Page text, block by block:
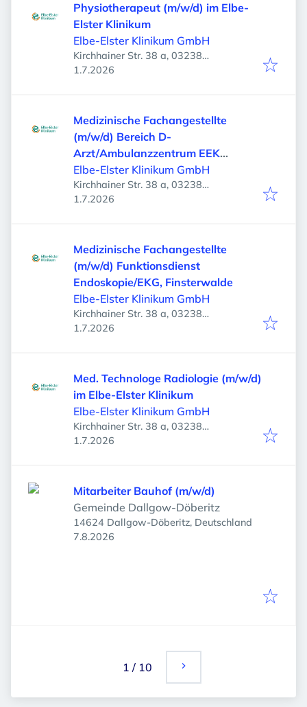
Physiotherapeut (m/w/d) im Elbe-
Elster Klinikum
Elbe-Elster Klinikum GmbH
Kirchhainer Str. 38 a, 03238
Finsterwalde, Deutschland
Veröffentlicht
1.7.2026
Medizinische Fachangestellte
(m/w/d) Bereich D-
Arzt/Ambulanzzentrum EEK
Herzberg
Elbe-Elster Klinikum GmbH
Kirchhainer Str. 38 a, 03238
Finsterwalde, Deutschland
Veröffentlicht
1.7.2026
Medizinische Fachangestellte
(m/w/d) Funktionsdienst
Endoskopie/EKG, Finsterwalde
Elbe-Elster Klinikum GmbH
Kirchhainer Str. 38 a, 03238
Finsterwalde, Deutschland
Veröffentlicht
1.7.2026
Med. Technologe Radiologie (m/w/d)
im Elbe-Elster Klinikum
Elbe-Elster Klinikum GmbH
Kirchhainer Str. 38 a, 03238
Finsterwalde, Deutschland
Veröffentlicht
1.7.2026
Mitarbeiter Bauhof (m/w/d)
Gemeinde Dallgow-Döberitz
14624 Dallgow-Döberitz, Deutschland
Veröffentlicht
7.8.2026
1 / 10